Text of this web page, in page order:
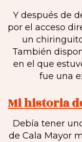
Y después de
por el acceso
un
También
en el que
fue una
Mi historia
Debía tener
de Cala Mayor